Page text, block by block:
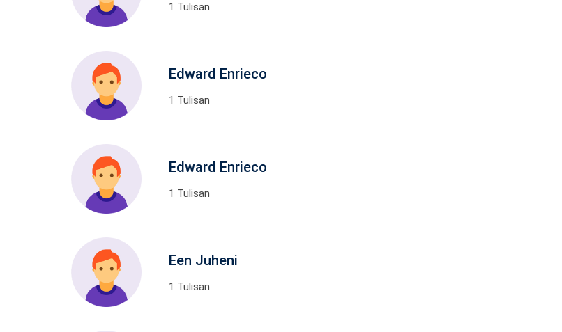
1 Tulisan
Edward Enrieco
1 Tulisan
Edward Enrieco
1 Tulisan
Een Juheni
1 Tulisan